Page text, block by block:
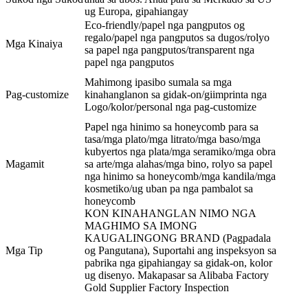
ug Europa, gipahiangay
Mga Kinaiya
Eco-friendly/papel nga pangputos og
regalo/papel nga pangputos sa dugos/rolyo
sa papel nga pangputos/transparent nga
papel nga pangputos
Pag-customize
Mahimong ipasibo sumala sa mga
kinahanglanon sa gidak-on/giimprinta nga
Logo/kolor/personal nga pag-customize
Magamit
Papel nga hinimo sa honeycomb para sa
tasa/mga plato/mga litrato/mga baso/mga
kubyertos nga plata/mga seramiko/mga obra
sa arte/mga alahas/mga bino, rolyo sa papel
nga hinimo sa honeycomb/mga kandila/mga
kosmetiko/ug uban pa nga pambalot sa
honeycomb
Mga Tip
KON KINAHANGLAN NIMO NGA
MAGHIMO SA IMONG
KAUGALINGONG BRAND (Pagpadala
og Pangutana), Suportahi ang inspeksyon sa
pabrika nga gipahiangay sa gidak-on, kolor
ug disenyo. Makapasar sa Alibaba Factory
Gold Supplier Factory Inspection